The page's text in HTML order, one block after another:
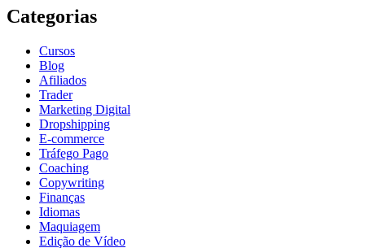
Categorias
Cursos
Blog
Afiliados
Trader
Marketing Digital
Dropshipping
E-commerce
Tráfego Pago
Coaching
Copywriting
Finanças
Idiomas
Maquiagem
Edição de Vídeo